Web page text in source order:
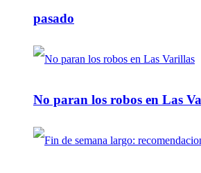
pasado
No paran los robos en Las